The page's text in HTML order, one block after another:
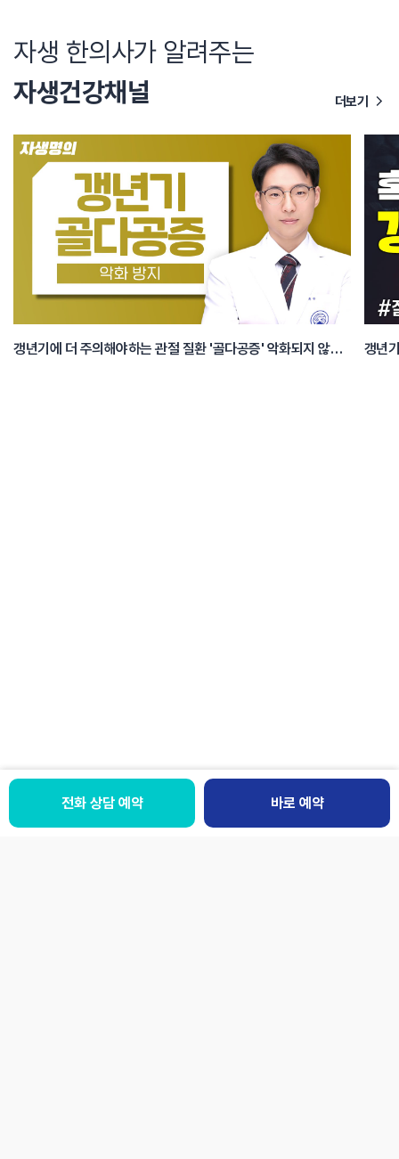
자생 한의사가 알려주는
자생건강채널
더보기
갱년기에 더 주의해야하는 관절 질환 '골다공증' 악화되지 않는 생활습관 알아보기 갱년
전화 상담예약 바로 예약
전화 상담 예약 바로 예약